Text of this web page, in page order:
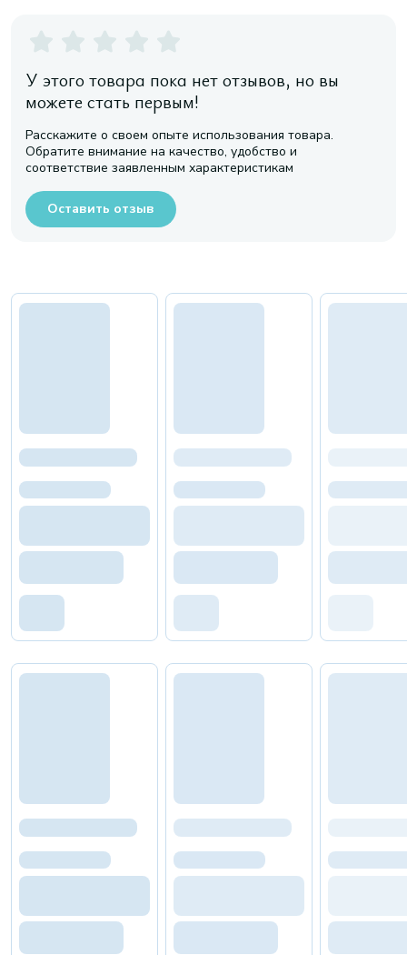
У этого товара пока нет отзывов, но вы
можете стать первым!
Расскажите о своем опыте использования товара.
Обратите внимание на качество, удобство и
соответствие заявленным характеристикам
Оставить отзыв